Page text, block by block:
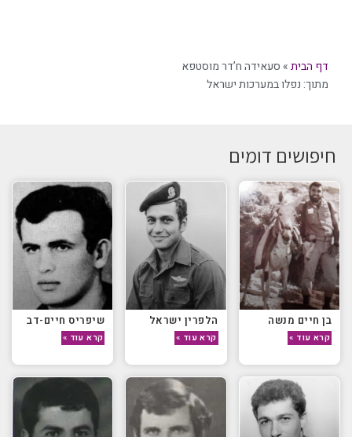
דף הבית» סעאידה ח’דר מוסטפא
מתוך: נפלו במערכות ישראל
חיפושים דומים
בן חיים מנשה
קרא עוד »
הלפרין ישראל
קרא עוד »
שיפריס חיים-דב
קרא עוד »